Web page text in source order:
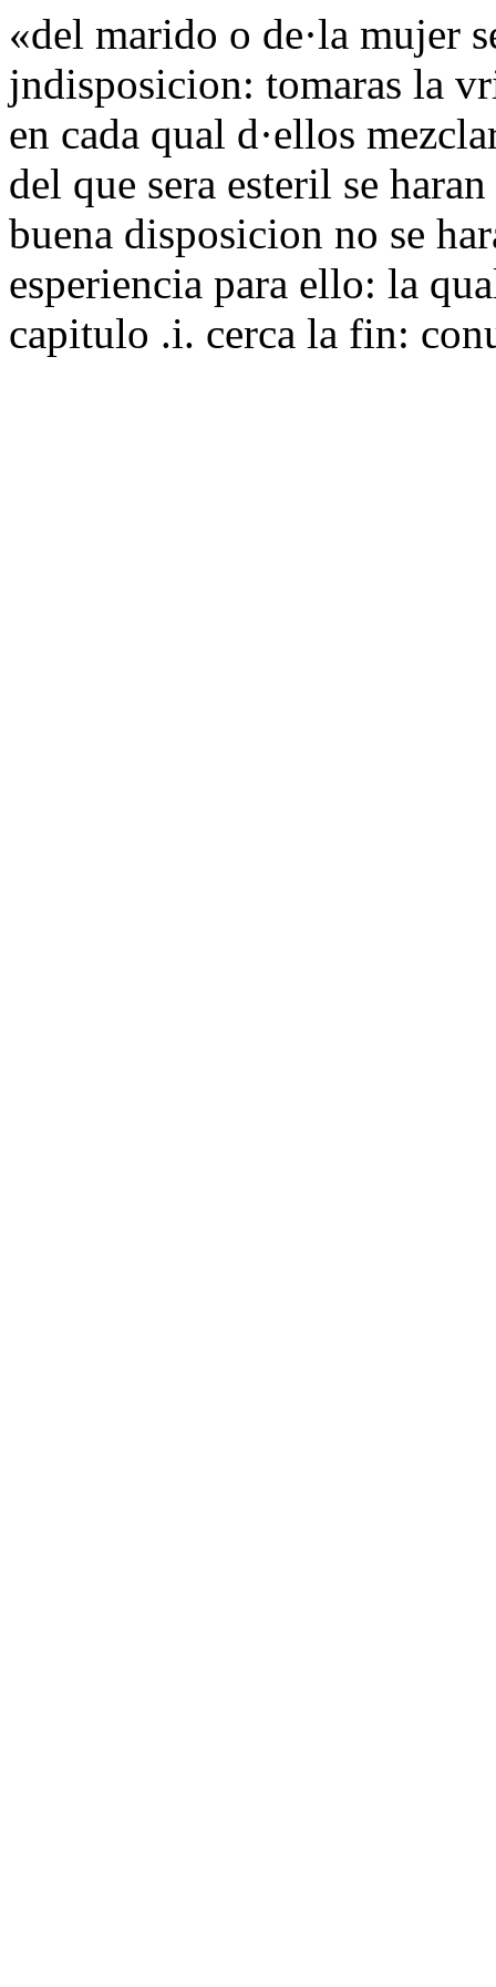
«del marido o de·la mujer
jndisposicion: tomaras la
en cada qual d·ellos
del que sera esteril se
buena disposicion no se
esperiencia para ello: la
capitulo .i. cerca la fin: